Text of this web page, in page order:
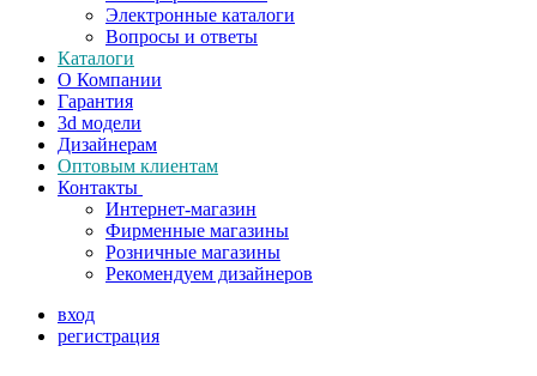
Электронные каталоги
Вопросы и ответы
Каталоги
О Компании
Гарантия
3d модели
Дизайнерам
Оптовым клиентам
Контакты
Интернет-магазин
Фирменные магазины
Розничные магазины
Рекомендуем дизайнеров
вход
регистрация